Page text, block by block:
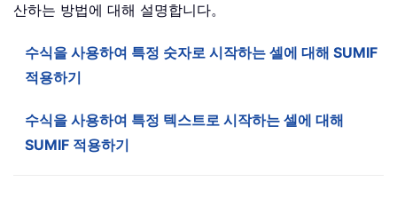
산하는 방법에 대해 설명합니다。
수식을 사용하여 특정 숫자로 시작하는 셀에 대해 SUMIF
적용하기
수식을 사용하여 특정 텍스트로 시작하는 셀에 대해
SUMIF 적용하기